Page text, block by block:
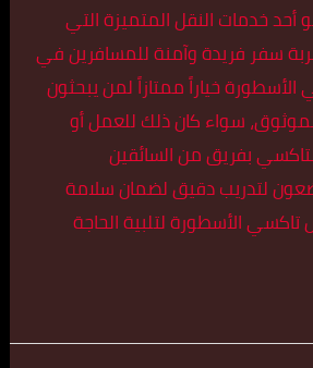
خدمات النقل المتميزة التي
سفر فريدة وآمنة للمسافرين في
الأسطورة خياراً ممتازاً لمن يبحثون
سواء كان ذلك للعمل أو
بفريق من السائقين
لتدريب دقيق لضمان سلامة
تاكسي الأسطورة لتلبية الحاجة